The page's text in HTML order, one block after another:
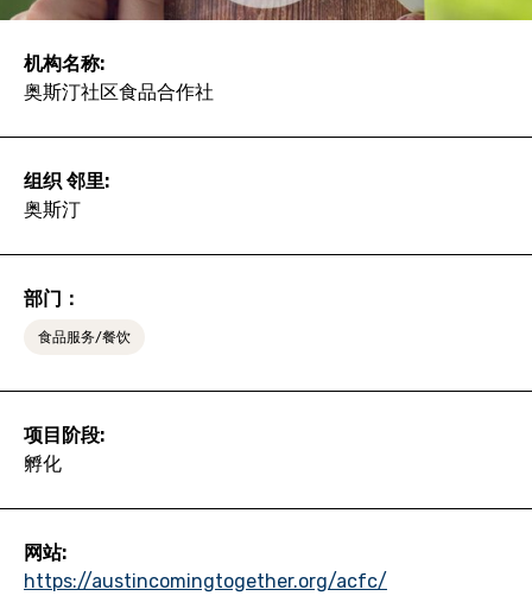
机构名称:
奥斯汀社区食品合作社
组织 邻里:
奥斯汀
部门：
食品服务/餐饮
项目阶段:
孵化
网站:
https://austincomingtogether.org/acfc/